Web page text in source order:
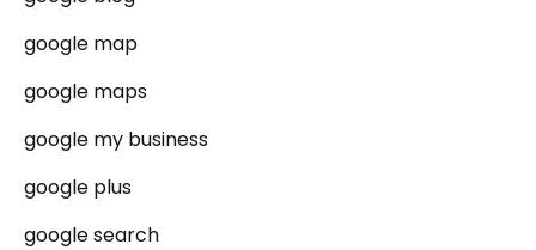
google map
google maps
google my business
google plus
google search